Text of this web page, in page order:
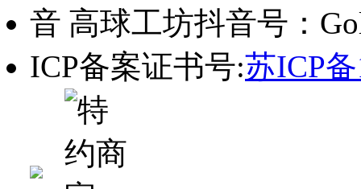
高球工坊抖音号：
ICP备案证书号:苏ICP